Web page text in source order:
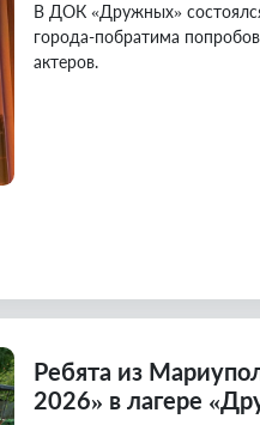
В ДОК «Дружных»
города-побратима
актеров.
Ребята из
2026» в лагере